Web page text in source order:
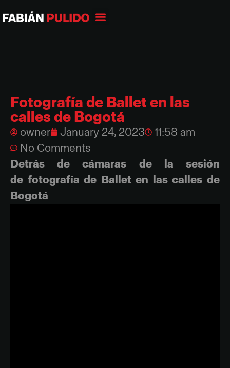
Fotografía de Ballet en las
calles de Bogotá
owner January 24, 2023
11:58 am
No Comments
Detrás de cámaras de la sesión
de fotografía de Ballet en las calles de
Bogotá